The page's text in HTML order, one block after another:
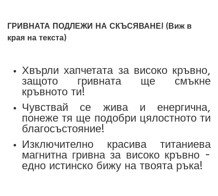
ГРИВНАТА ПОДЛЕЖИ НА СКЪСЯВАНЕ! (Виж в
края на текста)
Хвърли хапчетата за високо кръвно,
защото гривната ще смъкне
кръвното ти!
Чувствай се жива и енергична,
понеже тя ще подобри цялостното ти
благосъстояние!
Изключително красива титаниева
магнитна гривна за високо кръвно -
едно истинско бижу на твоята ръка!